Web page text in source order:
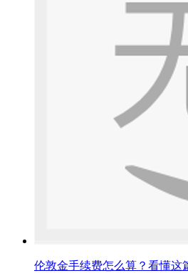
伦敦金手续费怎么算？看懂这